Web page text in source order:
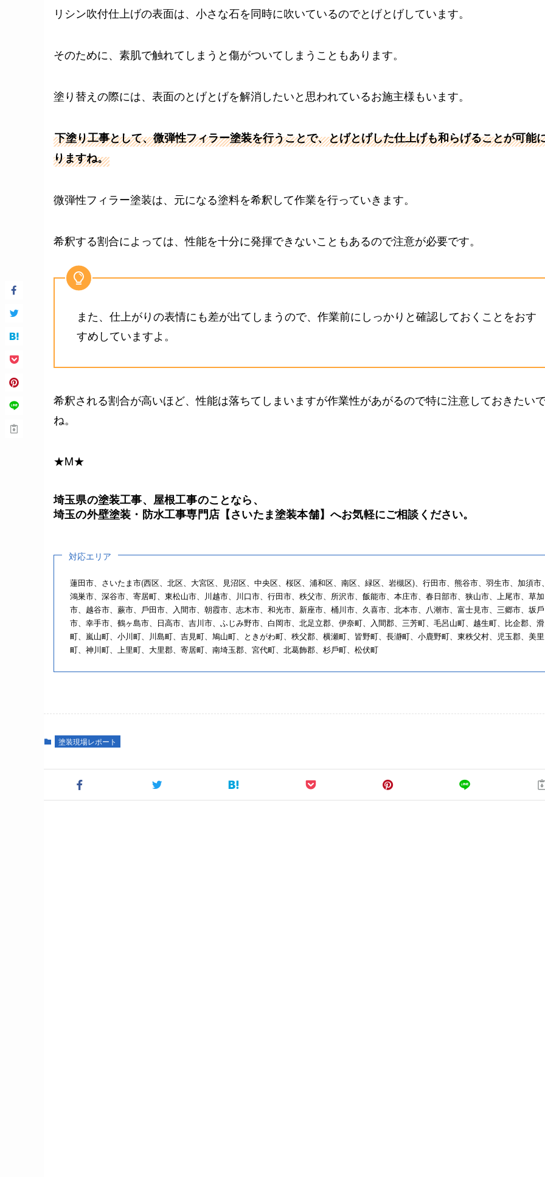
リシン吹付仕上げの表面は、小さな石を同時に吹いているのでとげとげしています。
そのために、素肌で触れてしまうと傷がついてしまうこともあります。
塗り替えの際には、表面のとげとげを解消したいと思われているお施主様もいます。
下塗り工事として、微弾性フィラー塗装を行うことで、とげとげした仕上げも和らげることが可能
りますね。
微弾性フィラー塗装は、元になる塗料を希釈して作業を行っていきます。
希釈する割合によっては、性能を十分に発揮できないこともあるので注意が必要です。
また、仕上がりの表情にも差が出てしまうので、作業前にしっかりと確認しておくことをおす
すめしていますよ。
希釈される割合が高いほど、性能は落ちてしまいますが作業性があがるので特に注意しておきたい
ね。
★M★
埼玉県の塗装工事、屋根工事のことなら、
埼玉の外壁塗装・防水工事専門店【さいたま塗装本舗】 へお気軽にご相談ください。
対応エリア
蓮⽥市、さいたま市(⻄区、北区、⼤宮区、⾒沼区、中央区、桜区、浦和区、南区、緑区、岩槻区)、⾏⽥市、熊⾕市、⽻⽣市、加須市
鴻巣市、深⾕市、寄居町、東松⼭市、川越市、川⼝市、⾏⽥市、秩⽗市、所沢市、飯能市、本庄市、春⽇部市、狭⼭市、上尾市、草加
市、越⾕市、蕨市、⼾⽥市、⼊間市、朝霞市、志木市、和光市、新座市、桶川市、久喜市、北本市、⼋潮市、富士⾒市、三郷市、坂⼾
市、幸手市、鶴ヶ島市、⽇⾼市、吉川市、ふじみ野市、⽩岡市、北足⽴郡、伊奈町、⼊間郡、三芳町、⽑呂⼭町、越⽣町、⽐企郡、
町、嵐⼭町、⼩川町、川島町、吉⾒町、鳩⼭町、ときがわ町、秩⽗郡、横瀬町、皆野町、⻑瀞町、⼩⿅野町、東秩⽗村、児⽟郡、美⾥
町、神川町、上⾥町、⼤⾥郡、寄居町、南埼⽟郡、宮代町、北葛飾郡、杉⼾町、松伏町
塗装現場レポート